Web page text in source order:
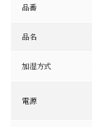
品番
品名
加湿方式
電源